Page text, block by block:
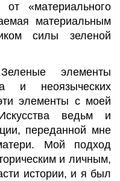
«материального
материальным
силы зеленой
элементы
и неоязыческих
элементы с моей
ведьм и
переданной мне
Мой подход
и личным,
истории, и я был